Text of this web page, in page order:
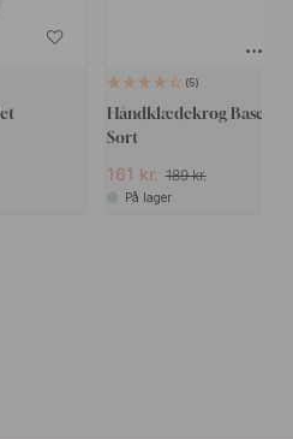
5
Håndklædekrog Base 210
Sort
161 kr. 189 kr.
På lager